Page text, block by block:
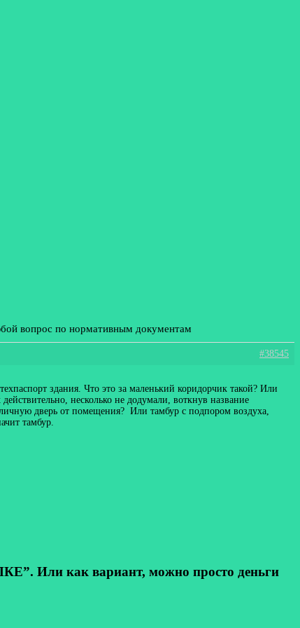
вопрос по нормативным документам
#38545
здания. Что это за маленький коридорчик такой? Или
несколько не додумали, воткнув название
дверь от помещения? Или тамбур с подпором воздуха,
тамбур.
Или как вариант, можно просто деньги